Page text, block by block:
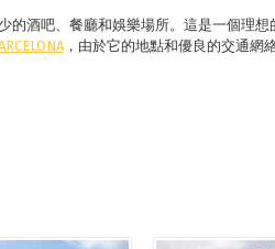
的酒吧、餐廳和娛樂場所。這是一個理想
，由於它的地點和優良的交通網